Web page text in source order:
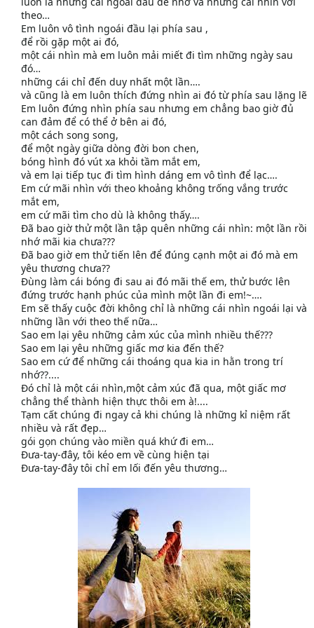
theo…
Em luôn vô tình ngoái đầu lại phía sau ,
để rồi gặp một ai đó,
một cái nhìn mà em luôn mải miết đi tìm những ngày sau
đó…
những cái chỉ đến duy nhất một lần….
và cũng là em luôn thích đứng nhìn ai đó từ phía sau lặng lẽ
Em luôn đứng nhìn phía sau nhưng em chẳng bao giờ đủ
can đảm để có thể ở bên ai đó,
một cách song song,
để một ngày giữa dòng đời bon chen,
bóng hình đó vút xa khỏi tầm mắt em,
và em lại tiếp tục đi tìm hình dáng em vô tình để lạc….
Em cứ mãi nhìn với theo khoảng không trống vắng trước
mắt em,
em cứ mãi tìm cho dù là không thấy….
Đã bao giờ thử một lần tập quên những cái nhìn: một lần rồi
nhớ mãi kia chưa???
Đã bao giờ em thử tiến lên để đúng cạnh một ai đó mà em
yêu thương chưa??
Đùng làm cái bóng đi sau ai đó mãi thế em, thử bước lên
đứng trước hạnh phúc của mình một lần đi em!~….
Em sẽ thấy cuộc đời không chỉ là những cái nhìn ngoái lại và
những lần với theo thế nữa…
Sao em lại yêu những cảm xúc của mình nhiều thế???
Sao em lại yêu những giấc mơ kia đến thế?
Sao em cứ để những cái thoáng qua kia in hằn trong trí
nhớ??....
Đó chỉ là một cái nhìn,một cảm xúc đã qua, một giấc mơ
chẳng thể thành hiện thực thôi em à!....
Tạm cất chúng đi ngay cả khi chúng là những kỉ niệm rất
nhiều và rất đẹp…
gói gọn chúng vào miền quá khứ đi em…
Đưa-tay-đây, tôi kéo em về cùng hiện tại
Đưa-tay-đây tôi chỉ em lối đến yêu thương…